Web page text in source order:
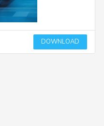
DOWNLOAD